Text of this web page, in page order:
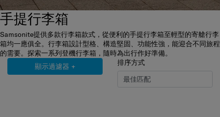
手提行李箱
Samsonite提供多款行李箱款式，從便利的手提行李箱至輕型的寄艙行李
箱均一應俱全。行李箱設計型格、構造堅固、功能性強，能迎合不同旅程
的需要。探索一系列登機行李箱，隨時為出行作好準備。
顯示過濾器 + 排序方式